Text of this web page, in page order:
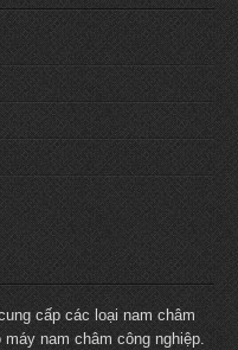
cấp các loại nam châm
nam châm công nghiệp.